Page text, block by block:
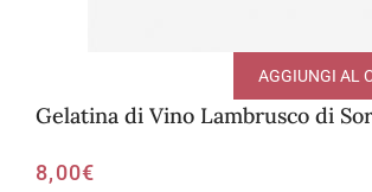
Gelatina di Vino Lambrusco di
8,00€
AGGIUNGI AL